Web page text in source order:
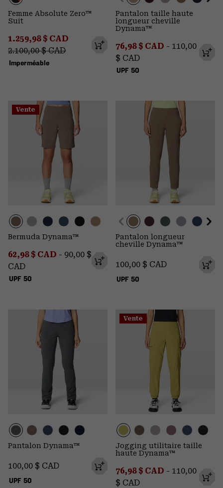
Imperméable
Femme Absolute Zero™
Suit
Sale price:
1.259,98 $ CAD Regular price:
2.100,00 $ CAD
UPF 50
Pantalon taille haute
longueur cheville
Dynama™
Minimum sale price:
76,98 $ CAD - Maximum
110,00
$ CAD
Vente
UPF 50
Bermuda Dynama™
Minimum sale price:
62,98 $ CAD - Maximum price:
90,00 $
CAD
UPF 50
Pantalon longueur
cheville Dynama™
Regular price:
100,00 $ CAD
UPF 50
Pantalon Dynama™
Regular price:
100,00 $ CAD
Vente
Jogging utilitaire taille
haute Dynama™
Minimum sale price:
76,98 $ CAD - Maximum
110,00
$ CAD